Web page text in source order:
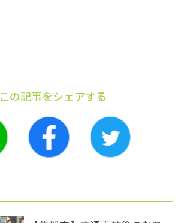
この記事をシェアする